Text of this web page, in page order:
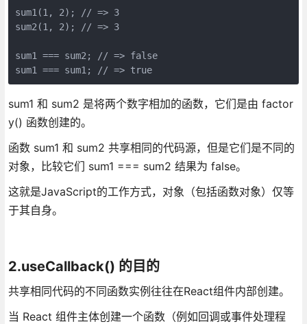
sum1(1, 2); // => 3
sum2(1, 2); // => 3
sum1 === sum2; // => false
sum1 === sum1; // => true
sum1 和 sum2 是将两个数字相加的函数，它们是由 factor
y() 函数创建的。
函数 sum1 和 sum2 共享相同的代码源，但是它们是不同的
对象，比较它们 sum1 === sum2 结果为 false。
这就是JavaScript的工作方式，对象（包括函数对象）仅等
于其自身。
2.useCallback() 的目的
共享相同代码的不同函数实例往往在React组件内部创建。
当 React 组件主体创建一个函数（例如回调或事件处理程